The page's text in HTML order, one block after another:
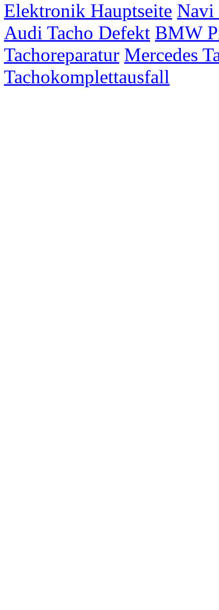
Elektronik Hauptseite Navi
Audi Tacho Defekt BMW
Tachoreparatur Mercedes
Tachokomplettausfall